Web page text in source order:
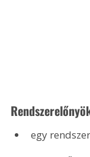
egy